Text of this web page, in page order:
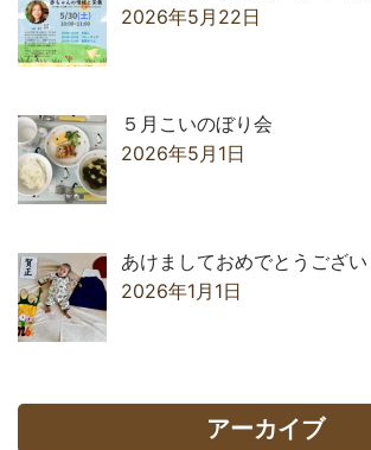
2026年5月22日
５月こいのぼり会
2026年5月1日
あけましておめでとうござい
2026年1月1日
アーカイブ